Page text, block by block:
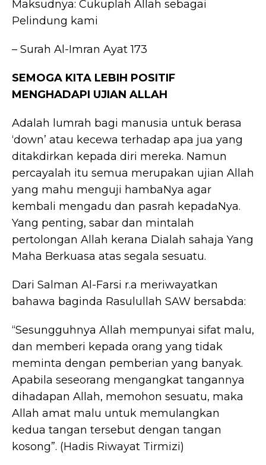
Maksudnya: Cukuplah Allah sebagai
Pelindung kami
– Surah Al-Imran Ayat 173
SEMOGA KITA LEBIH POSITIF
MENGHADAPI UJIAN ALLAH
Adalah lumrah bagi manusia untuk berasa
‘down’ atau kecewa terhadap apa jua yang
ditakdirkan kepada diri mereka. Namun
percayalah itu semua merupakan ujian Allah
yang mahu menguji hambaNya agar
kembali mengadu dan pasrah kepadaNya.
Yang penting, sabar dan mintalah
pertolongan Allah kerana Dialah sahaja Yang
Maha Berkuasa atas segala sesuatu.
Dari Salman Al-Farsi r.a meriwayatkan
bahawa baginda Rasulullah SAW bersabda:
“Sesungguhnya Allah mempunyai sifat malu,
dan memberi kepada orang yang tidak
meminta dengan pemberian yang banyak.
Apabila seseorang mengangkat tangannya
dihadapan Allah, memohon sesuatu, maka
Allah amat malu untuk memulangkan
kedua tangan tersebut dengan tangan
kosong”. (Hadis Riwayat Tirmizi)